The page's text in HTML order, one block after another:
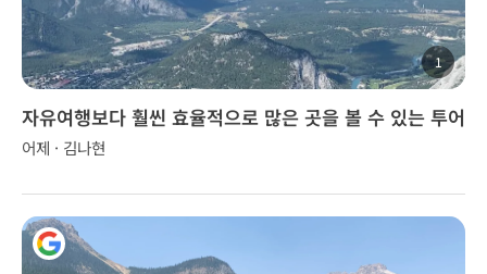
1
자유여행보다 훨씬 효율적으로 많은 곳을 볼 수 있는 투어
어제 · 김나현